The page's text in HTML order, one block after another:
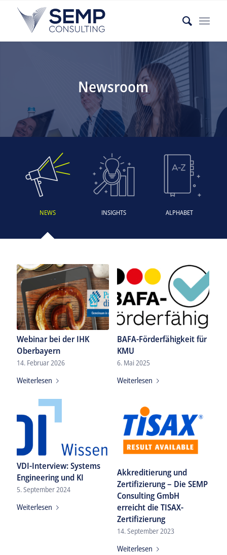
Newsroom
NEWS INSIGHTS ALPHABET
Webinar bei der IHK
Oberbayern
14. Februar 2026
Weiterlesen
BAFA-Förderfähigkeit für
KMU
6. Mai 2025
Weiterlesen
VDI-Interview: Systems
Engineering und KI
5. September 2024
Weiterlesen
Akkreditierung und
Zertifizierung – Die SEMP
Consulting GmbH
erreicht die TISAX-
Zertifizierung
14. September 2023
Weiterlesen